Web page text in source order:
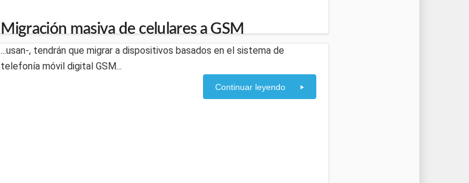
Migración masiva de celulares a GSM
...usan-, tendrán que migrar a dispositivos basados en el sistema de
telefonía móvil digital GSM...
Continuar leyendo